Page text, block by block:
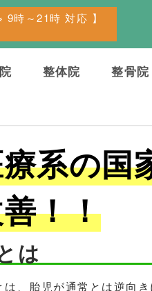
時～21時 対応 】
整体院 整骨院
系の国
！！
は
、胎児が通常とは逆向